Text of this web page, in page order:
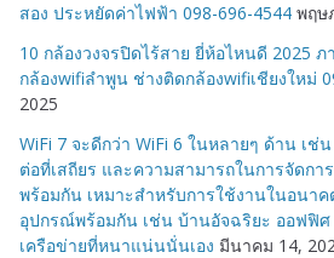
สอง ประหยัดค่าไฟฟ้า 098-696-4544 พฤษ
10 กล้องวงจรปิดไร้สาย ยี่ห้อไหนดี 2025
กล้องwifiลำพูน ช่างติดกล้องwifiเชียงใหม่
2025
WiFi 7 จะดีกว่า WiFi 6 ในหลายๆ ด้าน เช่
ต่อที่เสถียร และความสามารถในการจัดก
พร้อมกัน เหมาะสำหรับการใช้งานในอนา
อุปกรณ์พร้อมกัน เช่น บ้านอัจฉริยะ ออฟฟิ
เครือข่ายที่หนาแน่นนั่นเอง มีนาคม 14,